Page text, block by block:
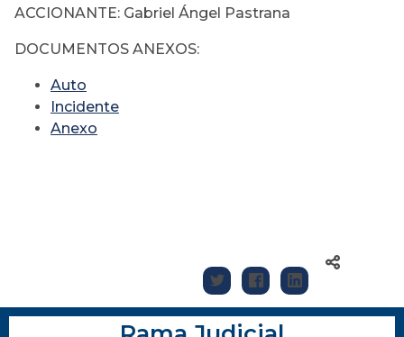
ACCIONANTE: Gabriel Ángel Pastrana
DOCUMENTOS ANEXOS:
Auto
Incidente
Anexo